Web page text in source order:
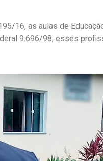
16, as aulas de
9.696/98, esses